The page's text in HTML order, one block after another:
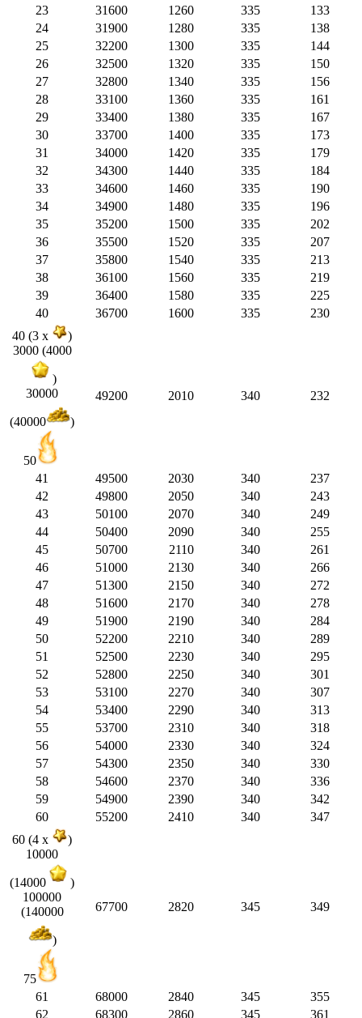
23
31600 1260 335
133
24
31900 1280 335
138
25
32200 1300 335
144
26
32500 1320 335
150
27
32800 1340 335
156
28
33100 1360 335
161
29
33400 1380 335
167
30
33700 1400 335
173
31
34000 1420 335
179
32
34300 1440 335
184
33
34600 1460 335
190
34
34900 1480 335
196
35
35200 1500 335
202
36
35500 1520 335
207
37
35800 1540 335
213
38
36100 1560 335
219
39
36400 1580 335
225
40
36700 1600 335
230
40 (3 x
)
3000 (4000
)
30000
(40000 )
50
49200 2010 340 232
41 49500 2030 340
237
42
49800 2050 340
243
43
50100 2070 340
249
44
50400 2090 340
255
45
50700 2110 340
261
46
51000 2130 340
266
47
51300 2150 340
272
48
51600 2170 340
278
49
51900 2190 340
284
50
52200 2210 340
289
51
52500 2230 340
295
52
52800 2250 340
301
53
53100 2270 340
307
54
53400 2290 340
313
55
53700 2310 340
318
56
54000 2330 340
324
57
54300 2350 340
330
58
54600 2370 340
336
59
54900 2390 340
342
60
55200 2410 340
347
60 (4 x
)
10000
(14000
)
100000
(140000
)
75
67700 2820 345 349
61 68000 2840 345
355
62
68300 2860 345 361